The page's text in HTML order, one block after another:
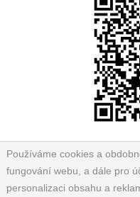
Používáme cookies a
fungování webu, a dále pro
personalizaci obsahu a